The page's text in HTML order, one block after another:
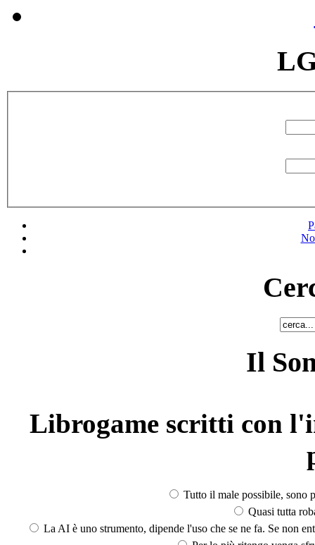
Il
Librogame scritti con
Tutto il male possibile, sono
Quasi tutta
La AI è uno strumento, dipende l'uso che se ne fa. Se non